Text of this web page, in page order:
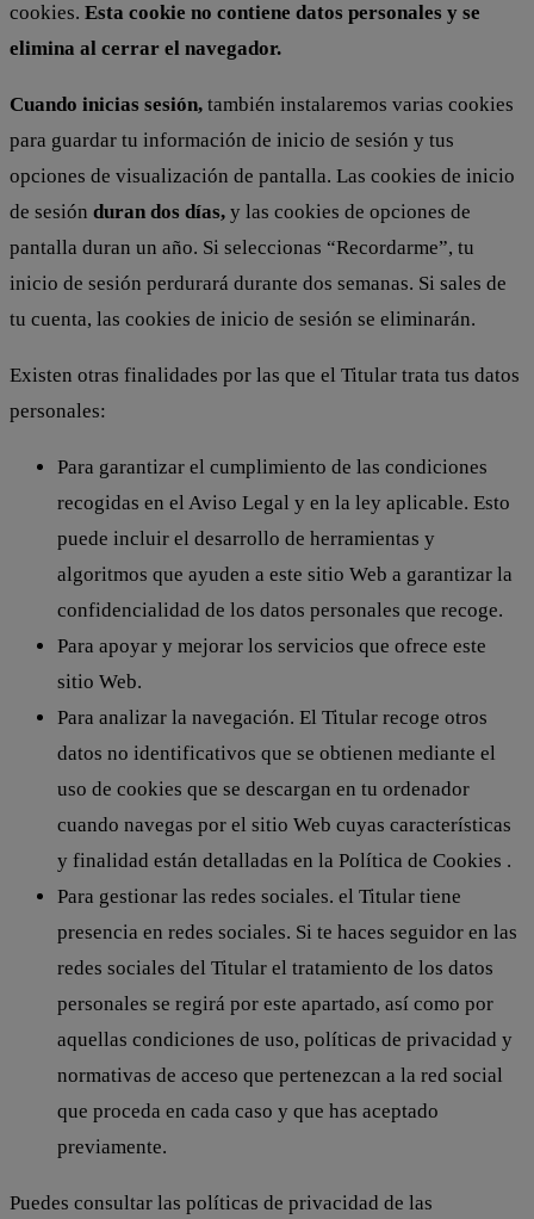
cookies. Esta cookie no contiene datos personales y se
elimina al cerrar el navegador.
Cuando inicias sesión, también instalaremos varias cookies
para guardar tu información de inicio de sesión y tus
opciones de visualización de pantalla. Las cookies de inicio
de sesión duran dos días, y las cookies de opciones de
pantalla duran un año. Si seleccionas “Recordarme”, tu
inicio de sesión perdurará durante dos semanas. Si sales de
tu cuenta, las cookies de inicio de sesión se eliminarán.
Existen otras finalidades por las que el Titular trata tus datos
personales:
Para garantizar el cumplimiento de las condiciones
recogidas en el Aviso Legal y en la ley aplicable. Esto
puede incluir el desarrollo de herramientas y
algoritmos que ayuden a este sitio Web a garantizar la
confidencialidad de los datos personales que recoge.
Para apoyar y mejorar los servicios que ofrece este
sitio Web.
Para analizar la navegación. El Titular recoge otros
datos no identificativos que se obtienen mediante el
uso de cookies que se descargan en tu ordenador
cuando navegas por el sitio Web cuyas características
y finalidad están detalladas en la Política de Cookies .
Para gestionar las redes sociales. el Titular tiene
presencia en redes sociales. Si te haces seguidor en las
redes sociales del Titular el tratamiento de los datos
personales se regirá por este apartado, así como por
aquellas condiciones de uso, políticas de privacidad y
normativas de acceso que pertenezcan a la red social
que proceda en cada caso y que has aceptado
previamente.
Puedes consultar las políticas de privacidad de las